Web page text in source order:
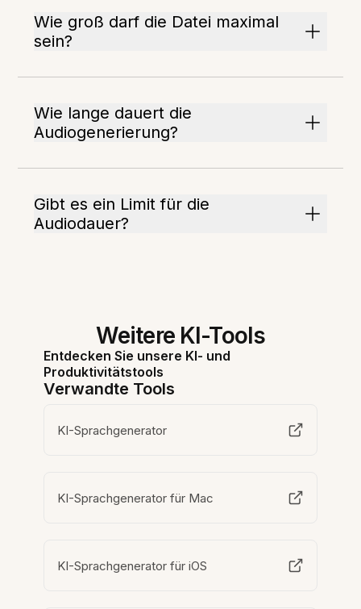
Wie groß darf die Datei maximal
sein?
Wie lange dauert die
Audiogenerierung?
Gibt es ein Limit für die
Audiodauer?
Weitere KI-Tools
Entdecken Sie unsere KI- und
Produktivitätstools
Verwandte Tools
KI-Sprachgenerator
KI-Sprachgenerator für Mac
KI-Sprachgenerator für iOS